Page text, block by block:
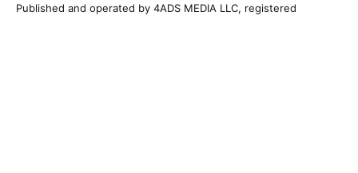
Published and operated by 4ADS MEDIA LLC, registered